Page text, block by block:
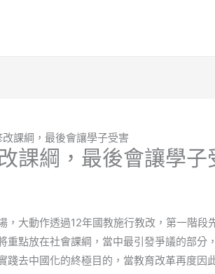
課綱，最後會讓學子受害
課綱，最後會讓學子
，大動作透過12年國教施行教改，第一階段
重點放在社會課綱，當中最引發爭議的部分
踐去中國化的終極目的，當教育改革再度因